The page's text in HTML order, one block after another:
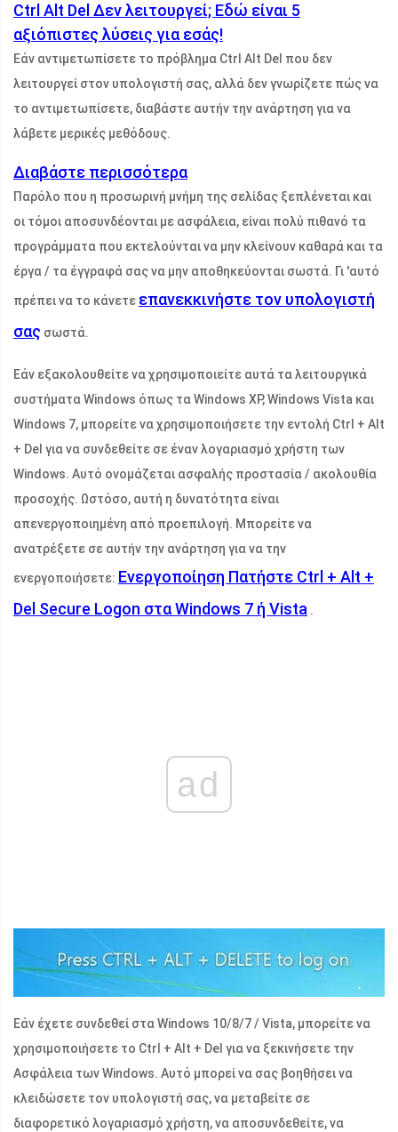
Ctrl Alt Del Δεν λειτουργεί; Εδώ είναι 5
αξιόπιστες λύσεις για εσάς!
Εάν αντιμετωπίσετε το πρόβλημα Ctrl Alt Del που δεν
λειτουργεί στον υπολογιστή σας, αλλά δεν γνωρίζετε πώς να
το αντιμετωπίσετε, διαβάστε αυτήν την ανάρτηση για να
λάβετε μερικές μεθόδους.
Διαβάστε περισσότερα
Παρόλο που η προσωρινή μνήμη της σελίδας ξεπλένεται και
οι τόμοι αποσυνδέονται με ασφάλεια, είναι πολύ πιθανό τα
προγράμματα που εκτελούνται να μην κλείνουν καθαρά και τα
έργα / τα έγγραφά σας να μην αποθηκεύονται σωστά. Γι 'αυτό
πρέπει να το κάνετε επανεκκινήστε τον υπολογιστή
σας σωστά.
Εάν εξακολουθείτε να χρησιμοποιείτε αυτά τα λειτουργικά
συστήματα Windows όπως τα Windows XP, Windows Vista και
Windows 7, μπορείτε να χρησιμοποιήσετε την εντολή Ctrl + Alt
+ Del για να συνδεθείτε σε έναν λογαριασμό χρήστη των
Windows. Αυτό ονομάζεται ασφαλής προστασία / ακολουθία
προσοχής. Ωστόσο, αυτή η δυνατότητα είναι
απενεργοποιημένη από προεπιλογή. Μπορείτε να
ανατρέξετε σε αυτήν την ανάρτηση για να την
ενεργοποιήσετε: Ενεργοποίηση Πατήστε Ctrl + Alt +
Del Secure Logon στα Windows 7 ή Vista .
ad
Εάν έχετε συνδεθεί στα Windows 10/8/7 / Vista, μπορείτε να
χρησιμοποιήσετε το Ctrl + Alt + Del για να ξεκινήσετε την
Ασφάλεια των Windows. Αυτό μπορεί να σας βοηθήσει να
κλειδώσετε τον υπολογιστή σας, να μεταβείτε σε
διαφορετικό λογαριασμό χρήστη, να αποσυνδεθείτε, να